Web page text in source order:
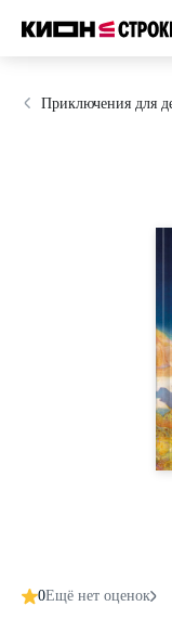
Приключения для
0Ещё нет оценок